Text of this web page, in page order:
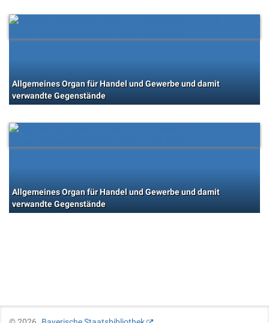
Allgemeines Organ für Handel und Gewerbe und damit
verwandte Gegenstände
Allgemeines Organ für Handel und Gewerbe und damit
verwandte Gegenstände